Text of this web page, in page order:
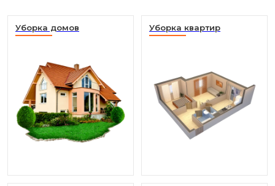
Уборка домов Уборка квартир